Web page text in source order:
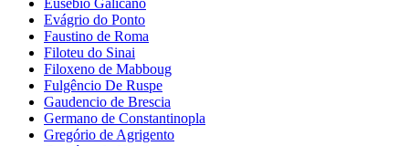
Evágrio do Ponto
Faustino de Roma
Filoteu do Sinai
Filoxeno de Mabboug
Fulgêncio De Ruspe
Gaudencio de Brescia
Germano de Constantinopla
Gregório de Agrigento